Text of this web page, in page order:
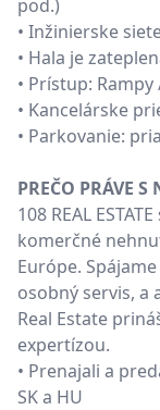
pod.)
• Inžinierske
• Hala je
• Prístup:
• Kancelárske
• Parkovanie:
PREČO PRÁVE S
108 REAL
komerčné
Európe.
osobný servis, a
Real Estate
expertízou.
• Prenajali a
SK a HU